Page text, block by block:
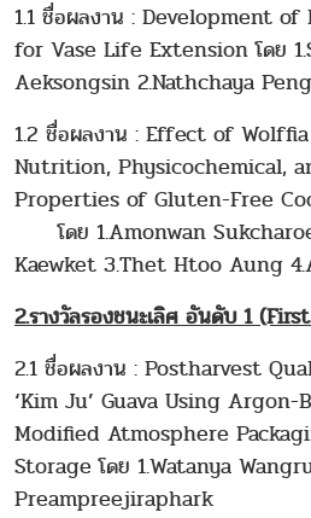
1.1 ชื่อผลงาน : Development
for Vase Life Extension โดย
Aeksongsin 2.Nathchaya
1.2 ชื่อผลงาน : Effect of
Nutrition, Physicochemical,
Properties of Gluten-Free
โดย 1.Amonwan
Kaewket 3.Thet Htoo Aung
2.รางวัลรองชนะเลิศ อันดับ 1
2.1 ชื่อผลงาน : Postharvest
‘Kim Ju’ Guava Using
Modified Atmosphere
Storage โดย 1.Watanya
Preampreejiraphark